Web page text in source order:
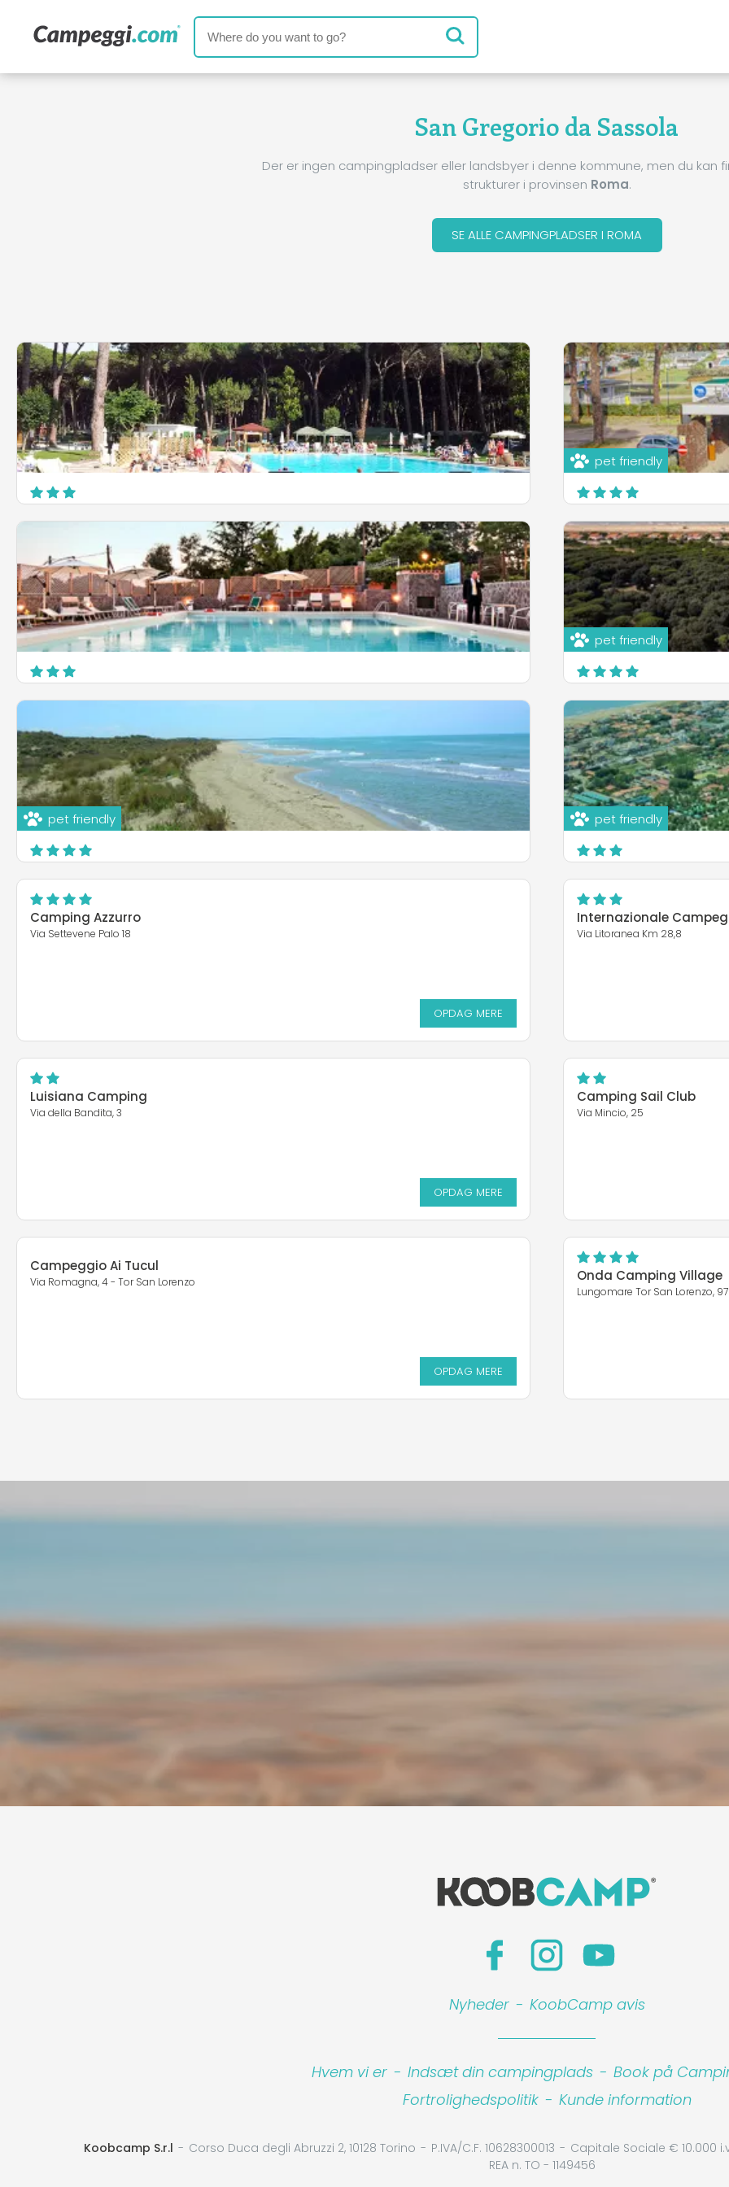
San Gregorio da Sassola
Der er ingen campingpladser eller landsbyer i denne kommune, men du kan
strukturer i provinsen Roma.
SE ALLE CAMPINGPLADSER I ROMA
OPDAG MERE
pet friendly
Via di Castelfusano, 195 - Lido
Roma
OPDAG MERE
pet friendly
Via Malvito Vecchiarelli, 2
Anzio
pet friendly
Roma
pet friendly
Ardea
Camping Azzurro
Via Settevene Palo 18
OPDAG MERE
Internazionale
Via Litoranea Km 28,8
Luisiana Camping
Via della Bandita, 3
OPDAG MERE
Camping Sail Club
Via Mincio, 25
Campeggio Ai Tucul
Via Romagna, 4 - Tor San Lorenzo
OPDAG MERE
Onda Camping Village
Lungomare Tor San Lorenzo, 97
Nyheder - KoobCamp avis
Hvem vi er - Indsæt din campingplads - Book på
Fortrolighedspolitik - Kunde information
Koobcamp S.r.l Corso Duca degli Abruzzi 2, 10128 Torino P.IVA/C.F. 10628300013 Capitale Sociale € 10.000
REA n. TO - 1149456